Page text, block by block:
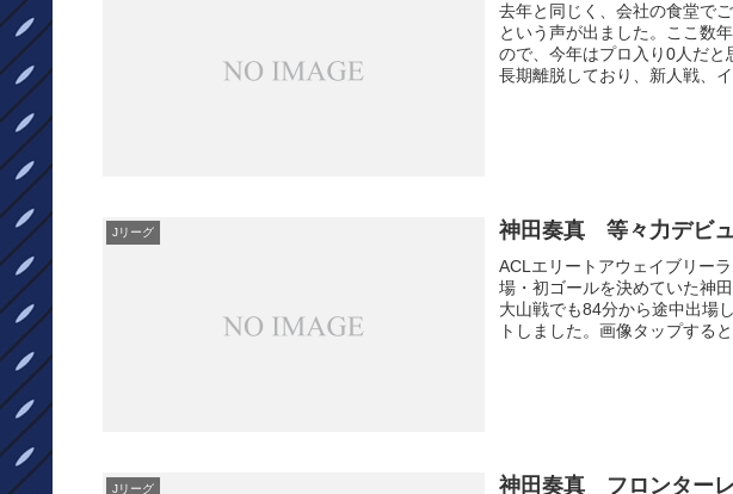
去年と同じく、会社の食堂で
という声が出ました。ここ数
ので、今年はプロ入り0人だ
長期離脱しており、新人戦、
Jリーグ 神田奏真 等々力デビ
ACLエリートアウェイブリー
場・初ゴールを決めていた神
大山戦でも84分から途中出場
トしました。画像タップする
Jリーグ 神田奏真 フロンターレ